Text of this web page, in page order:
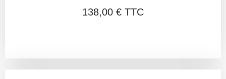
138,00 € TTC